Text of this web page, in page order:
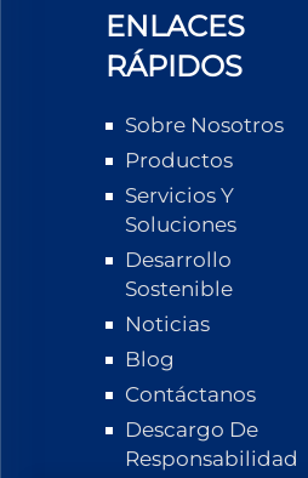
ENLACES
RÁPIDOS
Sobre Nosotros
Productos
Servicios Y
Soluciones
Desarrollo
Sostenible
Noticias
Blog
Contáctanos
Descargo De
Responsabilidad